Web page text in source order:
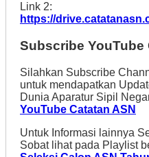
Link 2:
https://
Subscribe YouTube
Silahkan Subscribe
untuk mendapatkan
Dunia Aparatur Sipil
YouTube Catatan ASN
Untuk Informasi lainnya
Sobat lihat pada Playlist